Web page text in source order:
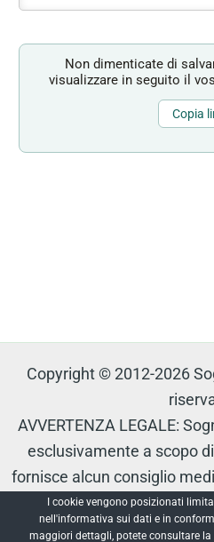
Non dimenticate di
visualizzare in seguito il
Copia
Copyright © 2012-2026
AVVERTENZA LEGALE:
esclusivamente a scopo
fornisce alcun consiglio
contenuto è protetto e non
I cookie vengono posizionati
nell'informativa sui dati e in
maggiori dettagli, potete consultare